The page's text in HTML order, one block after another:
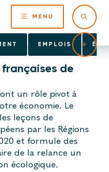
MENU
EMPLOIS
de
un rôle pivot à
économie. Le
leçons de
par les Régions
et formule des
de la relance un
écologique.